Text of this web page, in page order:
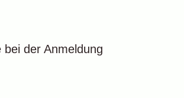
der Anmeldung